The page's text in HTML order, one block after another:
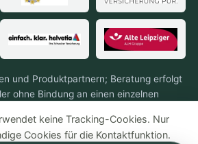
und Produktpartnern; Beratung erfolgt
ohne Bindung an einen einzelnen
keine Tracking-Cookies. Nur
Cookies für die Kontaktfunktion.